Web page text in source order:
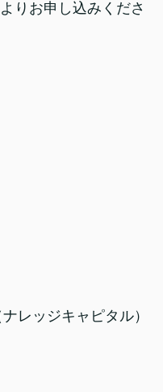
りお申し込みくださ
レッジキャピタル）